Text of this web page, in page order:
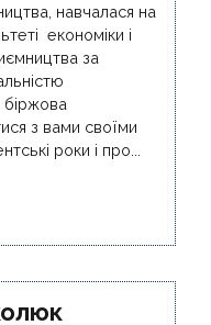
навчалася на
економіки і
за
біржова
з вами своїми
роки і про...